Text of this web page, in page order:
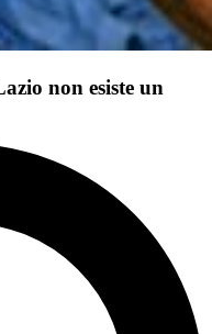
non esiste un